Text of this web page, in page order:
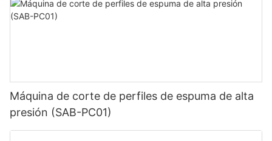
Máquina de corte de perfiles de espuma de alta
presión (SAB-PC01)